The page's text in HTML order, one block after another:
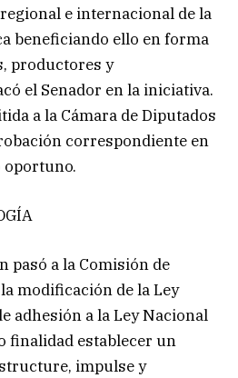
e internacional de la
beneficiando ello en forma
productores y
el Senador en la iniciativa.
a la Cámara de Diputados
correspondiente en
oportuno.
pasó a la Comisión de
modificación de la Ley
adhesión a la Ley Nacional
finalidad establecer un
impulse y